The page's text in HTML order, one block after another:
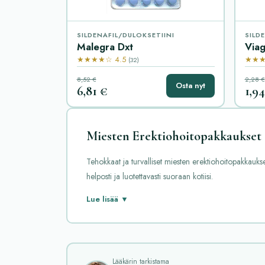
SILDENAFIL/DULOKSETIINI
Malegra Dxt
★★★★☆ 4.5 (32)
8,52 €
6,81 € Osta nyt
2,28 €
Miesten Erektiohoitopakkaukset
Tehokkaat ja turvalliset miesten
helposti ja luotettavasti suoraan kotiisi.
Miesten erektiohoitopakkaukset ovat suosittuja
erektion saavuttamisessa ja ylläpitämisessä. Se
yhdyntää. Vaikutus ei kuitenkaan käynnisty ilman
Lue lisää ▼
Lääkärin tarkistama